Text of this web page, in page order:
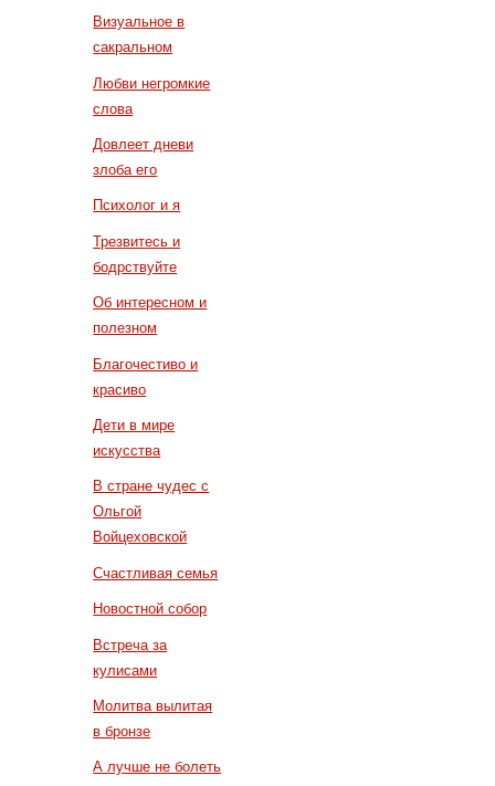
Визуальное в
сакральном
Любви негромкие
слова
Довлеет дневи
злоба его
Психолог и я
Трезвитесь и
бодрствуйте
Об интересном и
полезном
Благочестиво и
красиво
Дети в мире
искусства
В стране чудес с
Ольгой
Войцеховской
Счастливая семья
Новостной собор
Встреча за
кулисами
Молитва вылитая
в бронзе
А лучше не болеть